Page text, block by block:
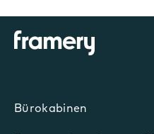
Bürokabinen